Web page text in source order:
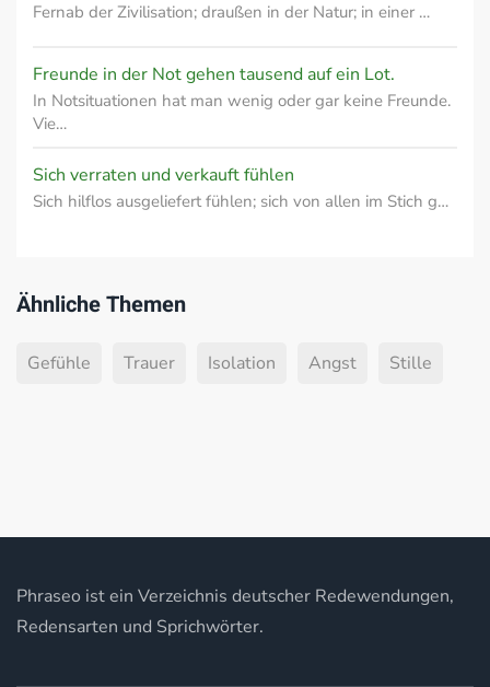
Fernab der Zivilisation; draußen in der Natur; in einer …
Freunde in der Not gehen tausend auf ein Lot.
In Notsituationen hat man wenig oder gar keine Freunde.
Vie…
Sich verraten und verkauft fühlen
Sich hilflos ausgeliefert fühlen; sich von allen im Stich g…
Ähnliche Themen
Gefühle Trauer Isolation Angst Stille
Phraseo ist ein Verzeichnis deutscher Redewendungen,
Redensarten und Sprichwörter.